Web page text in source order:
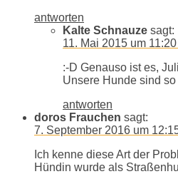
antworten
Kalte Schnauze sagt:
11. Mai 2015 um
:-D Genauso ist es,
Unsere Hunde sind
antworten
doros Frauchen sagt:
7. September 2016 um
Ich kenne diese Art der
Hündin wurde als